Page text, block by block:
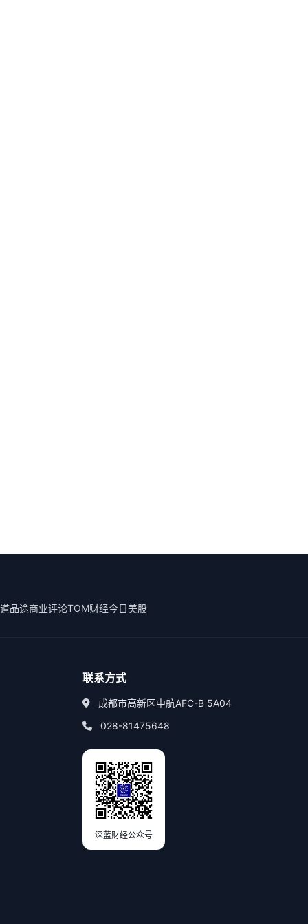
品途商业评论TOM财经今日美股
联系方式
成都市高新区中航AFC-B 5A04
028-81475648
深蓝财经公众号